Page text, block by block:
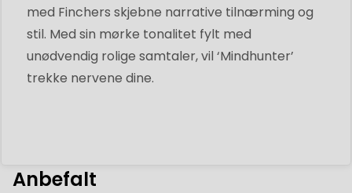
med Finchers skjebne narrative tilnærming og
stil. Med sin mørke tonalitet fylt med
unødvendig rolige samtaler, vil ‘Mindhunter’
trekke nervene dine.
Anbefalt